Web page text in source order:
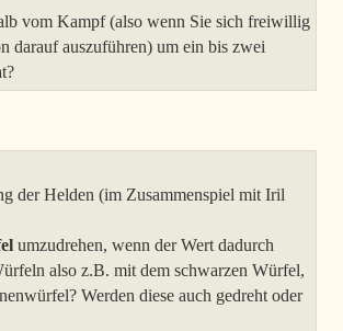
vom Kampf (also wenn Sie sich freiwillig
darauf auszuführen) um ein bis zwei
der Helden (im Zusammenspiel mit Iril
umzudrehen, wenn der Wert dadurch
also z.B. mit dem schwarzen Würfel,
Werden diese auch gedreht oder